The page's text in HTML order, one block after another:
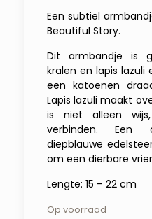
Een subtiel
Beautiful Story.
Dit armbandje is
kralen en lapis lazuli
een katoenen
Lapis lazuli maakt
is niet alleen
verbinden.
diepblauwe
om een dierbare
Lengte: 15 – 22 cm
Op voorraad